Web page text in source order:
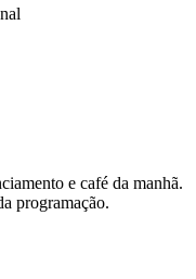
e café da manhã.
programação.